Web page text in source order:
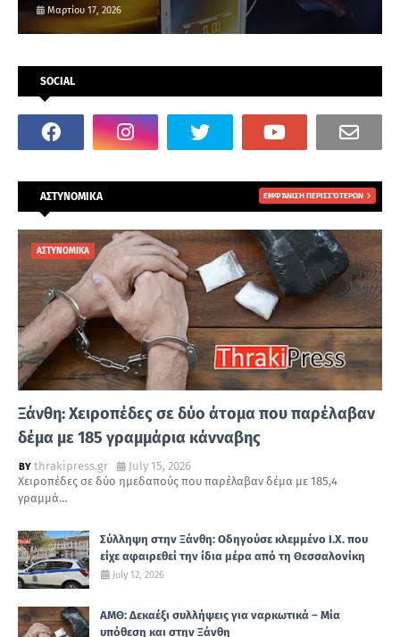
Μαρτίου 17, 2026
SOCIAL
ΑΣΤΥΝΟΜΙΚΑ ΕΜΦΆΝΙΣΗ ΠΕΡΙΣΣΌΤΕΡΩΝ
ΑΣΤΥΝΟΜΙΚΑ
Ξάνθη: Χειροπέδες σε δύο άτομα που παρέλαβαν
δέμα με 185 γραμμάρια κάνναβης
thrakipress.gr
July 15, 2026
Χειροπέδες σε δύο ημεδαπούς που παρέλαβαν δέμα με 185,4
γραμμά…
Σύλληψη στην Ξάνθη: Οδηγούσε κλεμμένο Ι.Χ. που
είχε αφαιρεθεί την ίδια μέρα από τη Θεσσαλονίκη
July 12, 2026
ΑΜΘ: Δεκαέξι συλλήψεις για ναρκωτικά – Μία
υπόθεση και στην Ξάνθη